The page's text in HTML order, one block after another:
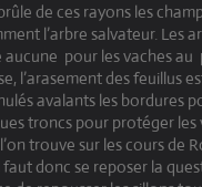
de ces rayons les
l’arbre salvateur. Les
aucune pour les vaches au
l’arasement des feuillus
avalants les bordures
troncs pour protéger les
trouve sur les cours de
donc se reposer la